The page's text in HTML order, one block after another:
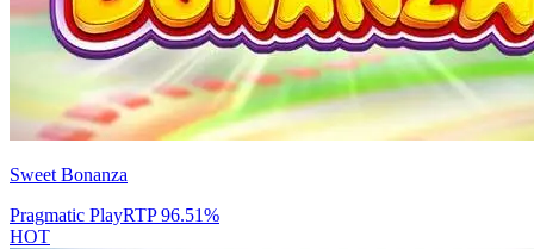
Sweet Bonanza
Pragmatic PlayRTP96.51%
HOT